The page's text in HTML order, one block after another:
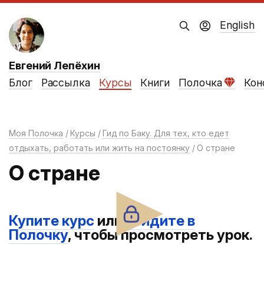
Евгений Лепёхин
Блог
Рассылка Курсы Книги Полочка
English
Моя Полочка Курсы Гид по Баку. Для тех, кто едет
отдыхать, работать или жить на постоянку
О стране
О стране
Купите курс иливойдите в
Полочку, чтобы просмотреть урок.